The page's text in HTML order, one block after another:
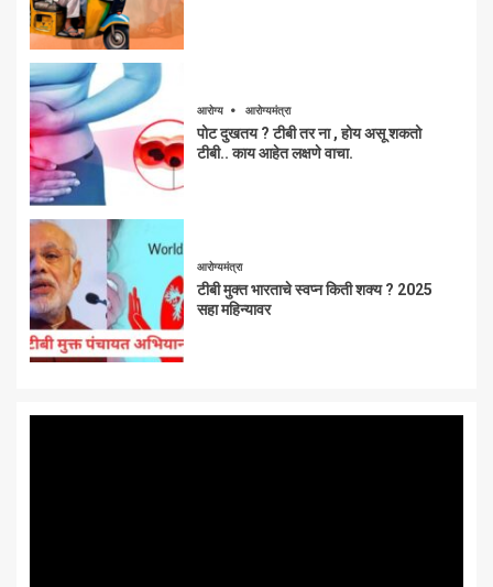
आरोग्य आरोग्यमंत्रा
पोट दुखतय ? टीबी तर ना , होय असू शकतो
टीबी.. काय आहेत लक्षणे वाचा.
आरोग्यमंत्रा
टीबी मुक्त भारताचे स्वप्न किती शक्य ? 2025
सहा महिन्यावर